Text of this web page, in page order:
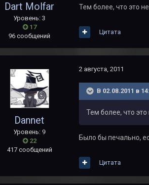
Dart Molfar
Уровень: 3
17
96 сообщений
Тем более, что это
Цитата
Dannet
Уровень: 9
22
417 сообщений
2 августа, 2011
В 02.08.2011 в
Тем более, что
Было бы печально,
Цитата